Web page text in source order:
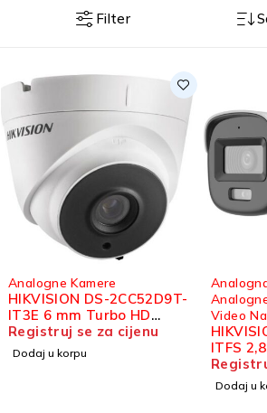
Filter
Analogne Kamere
HIKVISION DS-2CC52D9T-
IT3E 6 mm Turbo HD
kamera 2MP
Registruj se za cijenu
Dodaj u korpu
Video
ITFS
Dodaj u